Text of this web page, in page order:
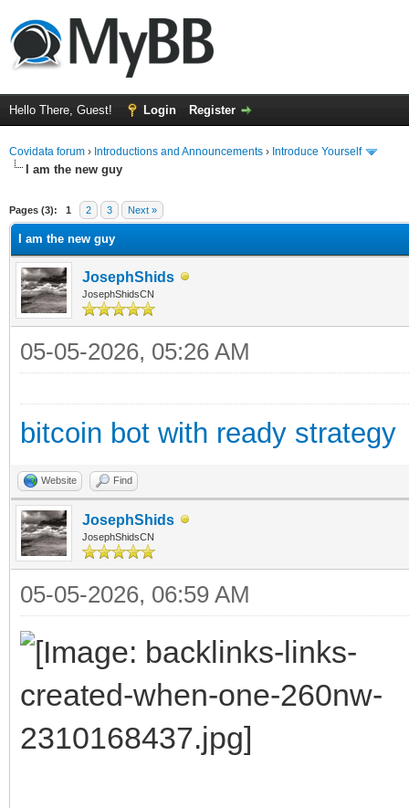
Hello There, Guest! Login Register
Covidata forum › Introductions and Announcements › Introduce Yourself
I am the new guy
Pages (3): 1 2 3 Next »
I am the new guy
JosephShids
JosephShidsCN
05-05-2026, 05:26 AM
bitcoin bot with ready strategy
Website Find
JosephShids
JosephShidsCN
05-05-2026, 06:59 AM